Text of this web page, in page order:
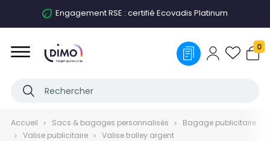
Engagement RSE : certifié Ecovadis Platinum
0
Accueil Sacs & bagages personnalisés
Bagage publicitaire
Valise publicitaire
Valise trolley argent